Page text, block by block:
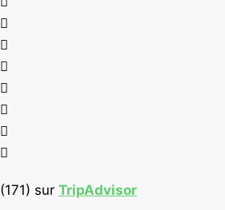
(171) sur TripAdvisor